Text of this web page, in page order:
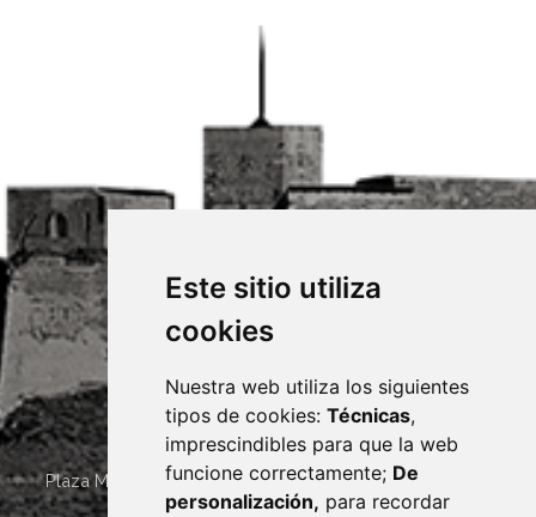
Este sitio utiliza
cookies
Nuestra web utiliza los siguientes
tipos de cookies: Técnicas,
imprescindibles para que la web
funcione correctamente; De
personalización, para recordar
Plaza Mayor 4 22400 MONZÓN - ARAGÓN (ESPAÑA)
· (34) 974 400 700 ·